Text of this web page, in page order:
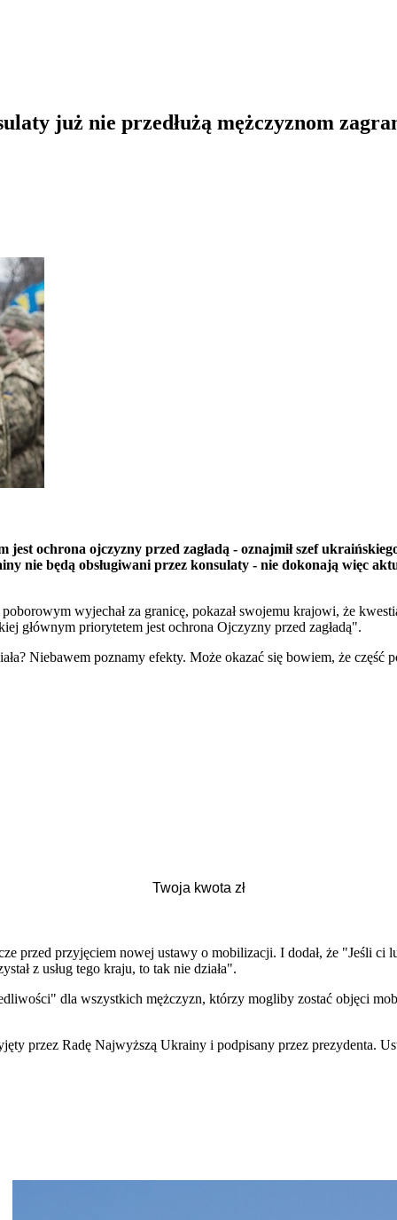
już nie przedłużą mężczyznom
ochrona ojczyzny przed zagładą - oznajmił szef
nie będą obsługiwani przez konsulaty - nie dokonają więc
wyjechał za granicę, pokazał swojemu krajowi, że
głównym priorytetem jest ochrona Ojczyzny przed zagładą".
Niebawem poznamy efekty. Może okazać się bowiem, że
przed przyjęciem nowej ustawy o mobilizacji. I dodał, że "Jeśli
z usług tego kraju, to tak nie działa".
dla wszystkich mężczyzn, którzy mogliby zostać objęci
przez Radę Najwyższą Ukrainy i podpisany przez prezydenta.